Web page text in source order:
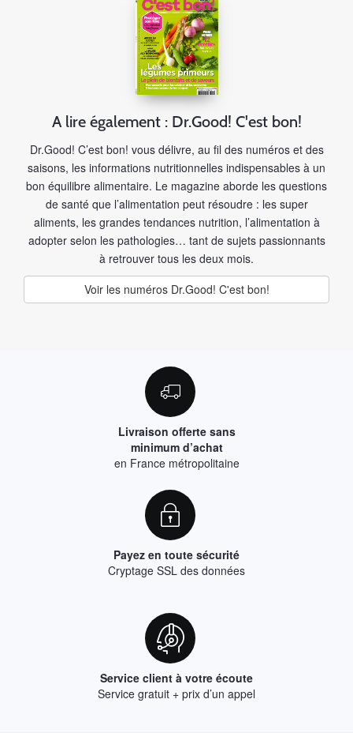
A lire également : Dr.Good! C'est bon!
Dr.Good! C’est bon! vous délivre, au fil des numéros et des
saisons, les informations nutritionnelles indispensables à un
bon équilibre alimentaire. Le magazine aborde les questions
de santé que l’alimentation peut résoudre : les super
aliments, les grandes tendances nutrition, l’alimentation à
adopter selon les pathologies… tant de sujets passionnants
à retrouver tous les deux mois.
Voir les numéros Dr.Good! C'est bon!
Livraison offerte sans
minimum d’achat
en France métropolitaine
Payez en toute sécurité
Cryptage SSL des données
Service client à votre écoute
Service gratuit + prix d’un appel